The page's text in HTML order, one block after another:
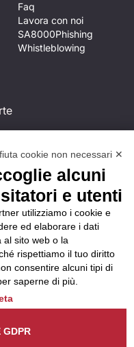
è
.
Faq
Lavora con noi
SA8000Phishing
Whistleblowing
cookie non necessari ✕
alcuni
e utenti
utilizziamo i cookie e
ed elaborare i dati
al sito web o la
rispettiamo il tuo diritto
consentire alcuni tipi di
saperne di più.
GDPR